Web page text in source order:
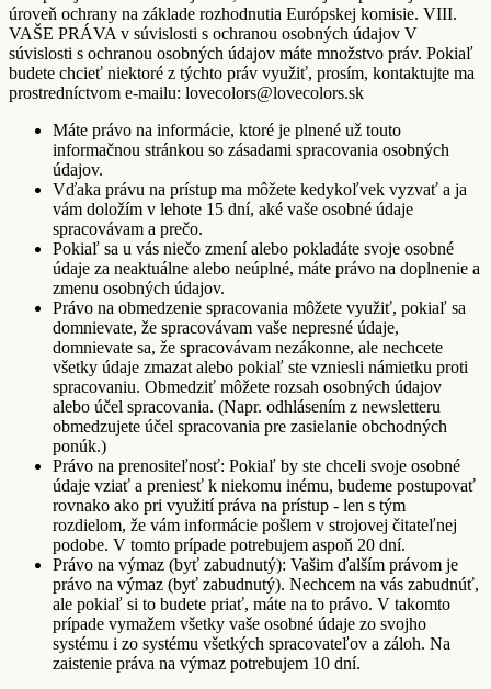
úroveň ochrany na základe rozhodnutia Európskej komisie. VIII.
VAŠE PRÁVA v súvislosti s ochranou osobných údajov V
súvislosti s ochranou osobných údajov máte množstvo práv. Pokiaľ
budete chcieť niektoré z týchto práv využiť, prosím, kontaktujte ma
prostredníctvom e-mailu: lovecolors@lovecolors.sk
Máte právo na informácie, ktoré je plnené už touto
informačnou stránkou so zásadami spracovania osobných
údajov.
Vďaka právu na prístup ma môžete kedykoľvek vyzvať a ja
vám doložím v lehote 15 dní, aké vaše osobné údaje
spracovávam a prečo.
Pokiaľ sa u vás niečo zmení alebo pokladáte svoje osobné
údaje za neaktuálne alebo neúplné, máte právo na doplnenie a
zmenu osobných údajov.
Právo na obmedzenie spracovania môžete využiť, pokiaľ sa
domnievate, že spracovávam vaše nepresné údaje,
domnievate sa, že spracovávam nezákonne, ale nechcete
všetky údaje zmazat alebo pokiaľ ste vzniesli námietku proti
spracovaniu. Obmedziť môžete rozsah osobných údajov
alebo účel spracovania. (Napr. odhlásením z newsletteru
obmedzujete účel spracovania pre zasielanie obchodných
ponúk.)
Právo na prenositeľnosť: Pokiaľ by ste chceli svoje osobné
údaje vziať a preniesť k niekomu inému, budeme postupovať
rovnako ako pri využití práva na prístup - len s tým
rozdielom, že vám informácie pošlem v strojovej čitateľnej
podobe. V tomto prípade potrebujem aspoň 20 dní.
Právo na výmaz (byť zabudnutý): Vašim ďalším právom je
právo na výmaz (byť zabudnutý). Nechcem na vás zabudnúť,
ale pokiaľ si to budete priať, máte na to právo. V takomto
prípade vymažem všetky vaše osobné údaje zo svojho
systému i zo systému všetkých spracovateľov a záloh. Na
zaistenie práva na výmaz potrebujem 10 dní.